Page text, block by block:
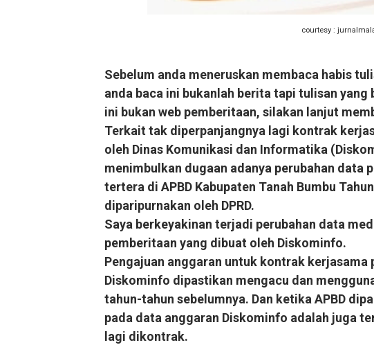
Selamat Kelahiran Isa AS Ibnu Maryam
Antara Pilkada dan Permainan
Visioner, Saya Ingin Anak Saya Lebih Baik
Tuhan, Kenalan Dong......
Pelacur Itu Tak Tanya Agama
Ketika Si Lajang Sok Tahu Tentang
courtesy :
Sebelum anda meneruskan membaca habis
anda baca ini bukanlah berita tapi tulisan
ini bukan web pemberitaan, silakan lanjut
Terkait tak diperpanjangnya lagi kontrak
oleh Dinas Komunikasi dan Informatika
menimbulkan dugaan adanya perubahan data
tertera di APBD Kabupaten Tanah Bumbu
diparipurnakan oleh DPRD.
Saya berkeyakinan terjadi perubahan data
pemberitaan yang dibuat oleh Diskominfo.
Pengajuan anggaran untuk kontrak
Diskominfo dipastikan mengacu dan
tahun-tahun sebelumnya. Dan ketika APBD
pada data anggaran Diskominfo adalah juga
lagi dikontrak.